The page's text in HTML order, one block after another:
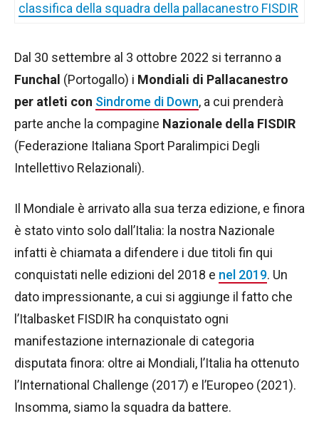
classifica della squadra della pallacanestro FISDIR
Dal 30 settembre al 3 ottobre 2022 si terranno a
Funchal (Portogallo) i Mondiali di Pallacanestro
per atleti con Sindrome di Down, a cui prenderà
parte anche la compagine Nazionale della FISDIR
(Federazione Italiana Sport Paralimpici Degli
Intellettivo Relazionali).
Il Mondiale è arrivato alla sua terza edizione, e finora
è stato vinto solo dall’Italia: la nostra Nazionale
infatti è chiamata a difendere i due titoli fin qui
conquistati nelle edizioni del 2018 e nel 2019. Un
dato impressionante, a cui si aggiunge il fatto che
l’Italbasket FISDIR ha conquistato ogni
manifestazione internazionale di categoria
disputata finora: oltre ai Mondiali, l’Italia ha ottenuto
l’International Challenge (2017) e l’Europeo (2021).
Insomma, siamo la squadra da battere.